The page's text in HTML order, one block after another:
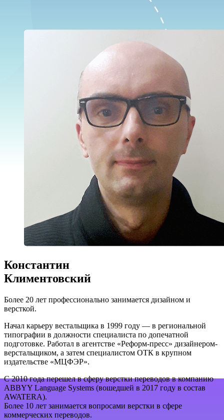
Константин
Климентовский
Более 20 лет профессионально занимается дизайном и
версткой.
Начал карьеру вестальщика в 1999 году — в региональной
типографии в должности специалиста по допечатной
подготовке. Работал в агентстве «Реформ-пресс» дизайнером-
верстальщиком, а затем специалистом ОТК в крупном
издательстве «МЦФЭР».
С 2010 года перешел в сферу верстки переводов в компанию
ABBYY Language Systems (вошедшей в 2017 году в состав
AWATERA).
Более 10 лет занимается вопросами верстки в сфере
коммерческих переводов.